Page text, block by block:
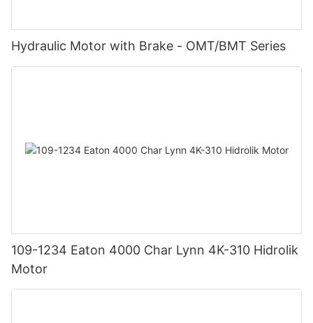
Hydraulic Motor with Brake - OMT/BMT Series
109-1234 Eaton 4000 Char Lynn 4K-310 Hidrolik
Motor